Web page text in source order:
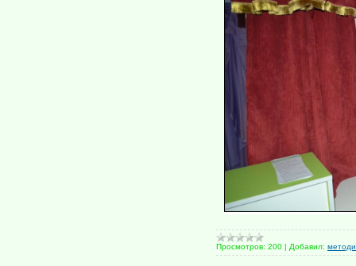
Просмотров: 200 | Добавил: